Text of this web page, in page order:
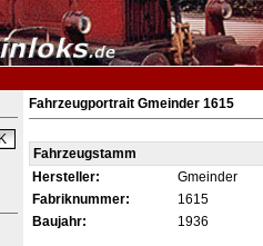
Fahrzeugportrait Gmeinder 1615
Fahrzeugstamm
Hersteller:
Gmeinder
Fabriknummer:
1615
Baujahr:
1936